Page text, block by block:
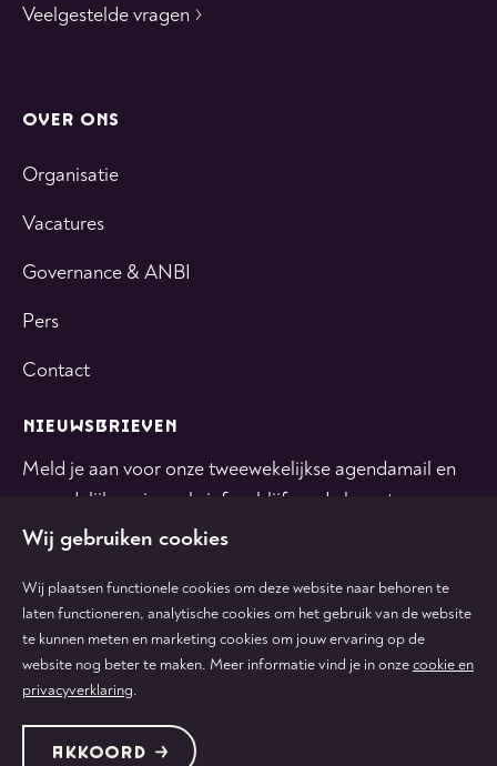
Veelgestelde vragen
OVER ONS
Organisatie
Vacatures
Governance & ANBI
Pers
Contact
NIEUWSBRIEVEN
Meld je aan voor onze tweewekelijkse agendamail en
maandelijkse nieuwsbrief en blijf op de hoogte.
Volg
ons
op
tiktok
Volg
ons
op
facebook
Volg
ons
instagram
Volg
ons
Volg
ons
Protected by:de Merkplaats
Wij gebruiken cookies
Wij plaatsen functionele cookies om deze website naar behoren te
laten functioneren, analytische cookies om het gebruik van de website
te kunnen meten en marketing cookies om jouw ervaring op de
website nog beter te maken. Meer informatie vind je in onzecookie en
privacyverklaring.
AKKOORD